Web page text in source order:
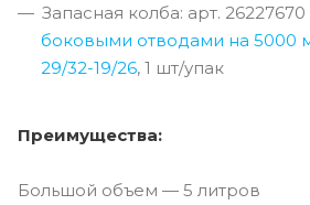
Запасная колба: арт. 26227670
боковыми отводами на 5000
29/32-19/26, 1 шт/упак
Преимущества:
Большой объем — 5 литров